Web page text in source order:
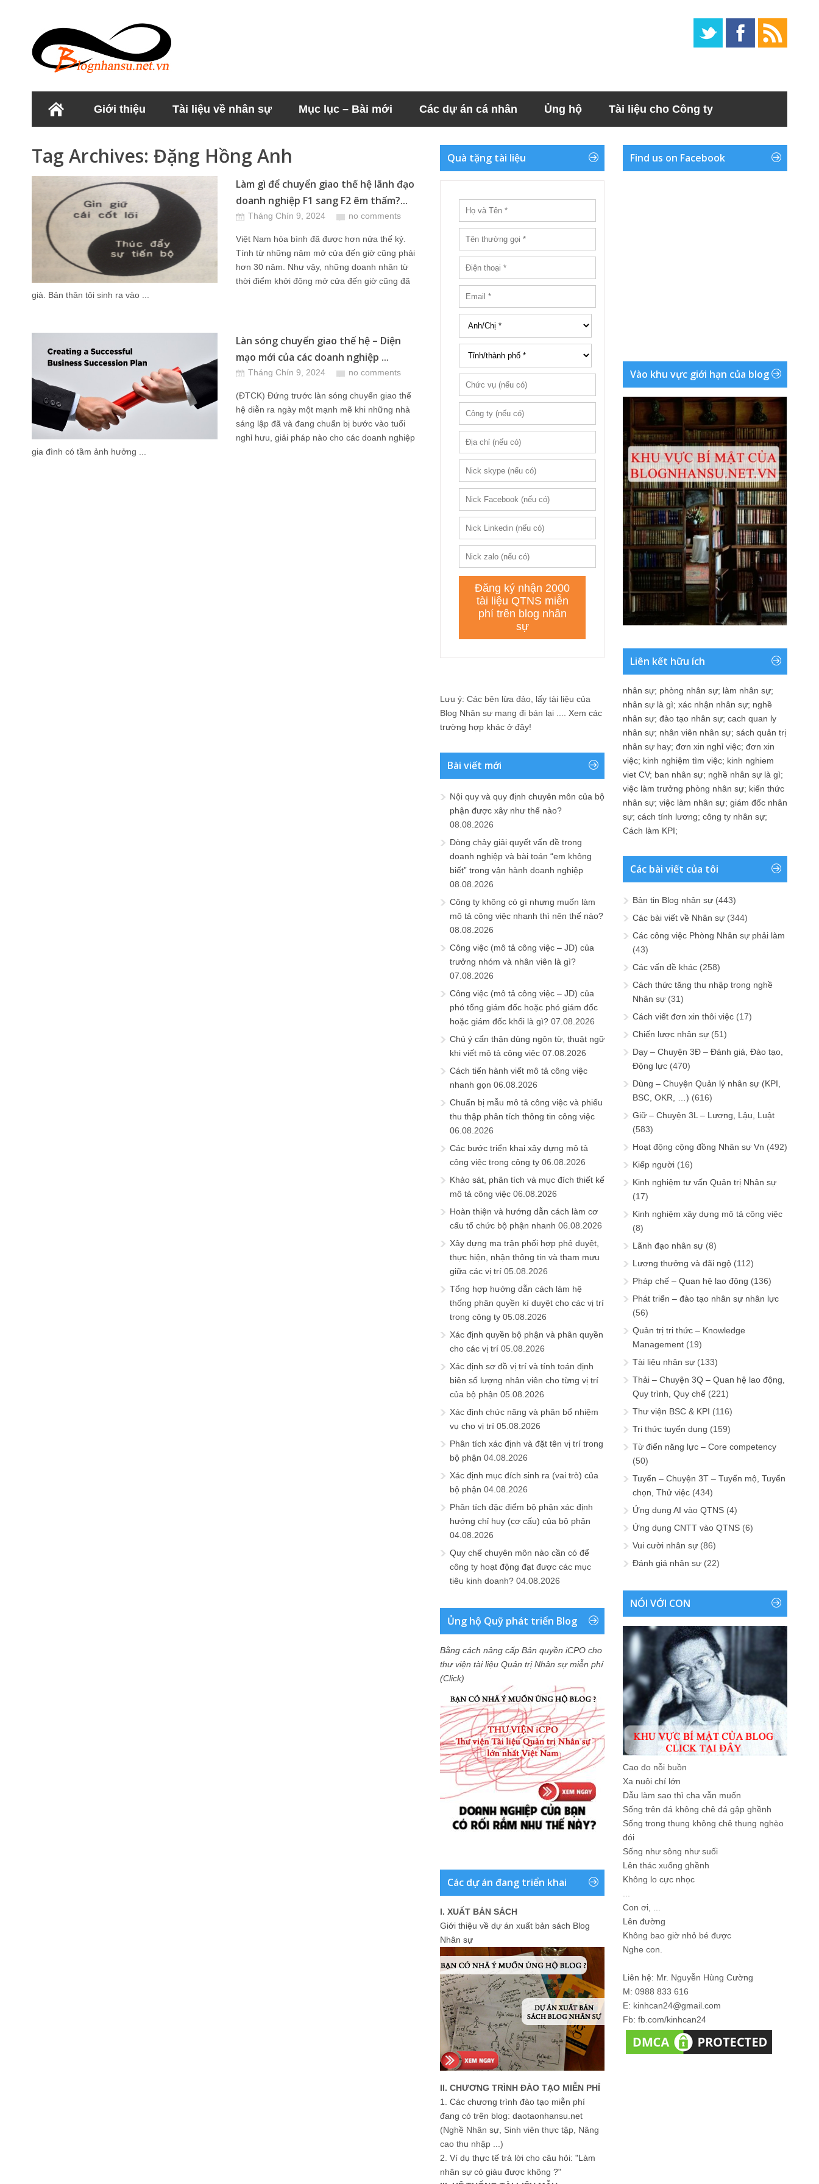
Giới thiệu Tài liệu về nhân sự Mục lục – Bài mới Các dự án cá nhân Ủng hộ Tài liệu cho Công ty
Tag Archives: Đặng Hồng Anh
Làm gì để chuyển giao thế hệ lãnh đạo
doanh nghiệp F1 sang F2 êm thấm?...
Tháng Chín 9, 2024 no comments
Việt Nam hòa bình đã được hơn nửa thế kỷ.
Tính từ những năm mở cửa đến giờ cũng phải
hơn 30 năm. Như vậy, những doanh nhân từ
thời điểm khởi động mở cửa đến giờ cũng đã
già. Bản thân tôi sinh ra vào ...
Làn sóng chuyển giao thế hệ – Diện
mạo mới của các doanh nghiệp ...
Tháng Chín 9, 2024 no comments
(ĐTCK) Đứng trước làn sóng chuyển giao thế
hệ diễn ra ngày một mạnh mẽ khi những nhà
sáng lập đã và đang chuẩn bị bước vào tuổi
nghỉ hưu, giải pháp nào cho các doanh nghiệp
gia đình có tầm ảnh hưởng ...
Quà tặng tài liệu
Lưu ý: Các bên lừa đảo, lấy tài liệu của
Blog Nhân sự mang đi bán lại .... Xem các
trường hợp khác ở đây!
Bài viết mới
Nội quy và quy định chuyên môn của bộ
phận được xây như thế nào?
08.08.2026
Dòng chảy giải quyết vấn đề trong
doanh nghiệp và bài toán “em không
biết” trong vận hành doanh nghiệp
08.08.2026
Công ty không có gì nhưng muốn làm
mô tả công việc nhanh thì nên thế nào?
08.08.2026
Công việc (mô tả công việc – JD) của
trưởng nhóm và nhân viên là gì?
07.08.2026
Công việc (mô tả công việc – JD) của
phó tổng giám đốc hoặc phó giám đốc
hoặc giám đốc khối là gì? 07.08.2026
Chú ý cẩn thận dùng ngôn từ, thuật ngữ
khi viết mô tả công việc 07.08.2026
Cách tiến hành viết mô tả công việc
nhanh gọn 06.08.2026
Chuẩn bị mẫu mô tả công việc và phiếu
thu thập phân tích thông tin công việc
06.08.2026
Các bước triển khai xây dựng mô tả
công việc trong công ty 06.08.2026
Khảo sát, phân tích và mục đích thiết kế
mô tả công việc 06.08.2026
Hoàn thiện và hướng dẫn cách làm cơ
cấu tổ chức bộ phận nhanh 06.08.2026
Xây dựng ma trận phối hợp phê duyệt,
thực hiện, nhận thông tin và tham mưu
giữa các vị trí 05.08.2026
Tổng hợp hướng dẫn cách làm hệ
thống phân quyền kí duyệt cho các vị trí
trong công ty 05.08.2026
Xác định quyền bộ phận và phân quyền
cho các vị trí 05.08.2026
Xác định sơ đồ vị trí và tính toán định
biên số lượng nhân viên cho từng vị trí
của bộ phận 05.08.2026
Xác định chức năng và phân bổ nhiệm
vụ cho vị trí 05.08.2026
Phân tích xác định và đặt tên vị trí trong
bộ phận 04.08.2026
Xác định mục đích sinh ra (vai trò) của
bộ phận 04.08.2026
Phân tích đặc điểm bộ phận xác định
hướng chỉ huy (cơ cấu) của bộ phận
04.08.2026
Quy chế chuyên môn nào cần có để
công ty hoạt động đạt được các mục
tiêu kinh doanh? 04.08.2026
Ủng hộ Quỹ phát triển Blog
Bằng cách nâng cấp Bản quyền iCPO cho
thư viện tài liệu Quản trị Nhân sự miễn phí
(Click)
Các dự án đang triển khai
I. XUẤT BẢN SÁCH
Giới thiệu về dự án xuất bản sách Blog
Nhân sự
II. CHƯƠNG TRÌNH ĐÀO TẠO MIỄN PHÍ
1. Các chương trình đào tạo miễn phí
đang có trên blog: daotaonhansu.net
(Nghề Nhân sự, Sinh viên thực tập, Nâng
cao thu nhập ...)
2. Ví dụ thực tế trả lời cho câu hỏi: "Làm
nhân sự có giàu được không ?"
Find us on Facebook
Vào khu vực giới hạn của blog
Liên kết hữu ích
nhân sự; phòng nhân sự; làm nhân sự;
nhân sự là gì; xác nhận nhân sự; nghề
nhân sự; đào tạo nhân sự; cach quan ly
nhân sự; nhân viên nhân sự; sách quản trị
nhân sự hay; đơn xin nghỉ việc; đơn xin
việc; kinh nghiệm tìm việc; kinh nghiem
viet CV; ban nhân sự; nghề nhân sự là gì;
việc làm trưởng phòng nhân sự; kiến thức
nhân sự; việc làm nhân sự; giám đốc nhân
sự; cách tính lương; công ty nhân sự;
Cách làm KPI;
Các bài viết của tôi
Bản tin Blog nhân sự (443)
Các bài viết về Nhân sự (344)
Các công việc Phòng Nhân sự phải làm
(43)
Các vấn đề khác (258)
Cách thức tăng thu nhập trong nghề
Nhân sự (31)
Cách viết đơn xin thôi việc (17)
Chiến lược nhân sự (51)
Dạy – Chuyện 3Đ – Đánh giá, Đào tạo,
Động lực (470)
Dùng – Chuyện Quản lý nhân sự (KPI,
BSC, OKR, …) (616)
Giữ – Chuyện 3L – Lương, Lậu, Luật
(583)
Hoạt động cộng đồng Nhân sự Vn (492)
Kiếp người (16)
Kinh nghiệm tư vấn Quản trị Nhân sự
(17)
Kinh nghiệm xây dựng mô tả công việc
(8)
Lãnh đạo nhân sự (8)
Lương thưởng và đãi ngộ (112)
Pháp chế – Quan hệ lao động (136)
Phát triển – đào tạo nhân sự nhân lực
(56)
Quản trị tri thức – Knowledge
Management (19)
Tài liệu nhân sự (133)
Thải – Chuyện 3Q – Quan hệ lao động,
Quy trình, Quy chế (221)
Thư viện BSC & KPI (116)
Tri thức tuyển dụng (159)
Từ điển năng lực – Core competency
(50)
Tuyển – Chuyện 3T – Tuyển mộ, Tuyển
chọn, Thử việc (434)
Ứng dụng AI vào QTNS (4)
Ứng dụng CNTT vào QTNS (6)
Vui cười nhân sự (86)
Đánh giá nhân sự (22)
NÓI VỚI CON
Cao đo nỗi buồn
Xa nuôi chí lớn
Dẫu làm sao thì cha vẫn muốn
Sống trên đá không chê đá gập ghềnh
Sống trong thung không chê thung nghèo
đói
Sống như sông như suối
Lên thác xuống ghềnh
Không lo cực nhọc
Con ơi, ...
Lên đường
Không bao giờ nhỏ bé được
Nghe con.
Liên hệ: Mr. Nguyễn Hùng Cường
M: 0988 833 616
E: kinhcan24@gmail.com
Fb: fb.com/kinhcan24